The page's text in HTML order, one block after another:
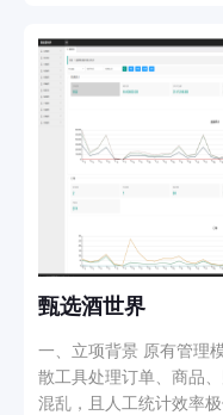
取收益，真实可靠无套路
甄选酒世界
一、立项背景 原有管理
散工具处理订单、商品
混乱，且人工统计效率